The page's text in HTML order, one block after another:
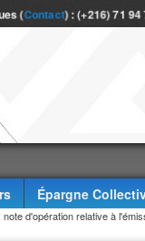
(Contact) : (+216) 71
Épargne
d'opération relative à